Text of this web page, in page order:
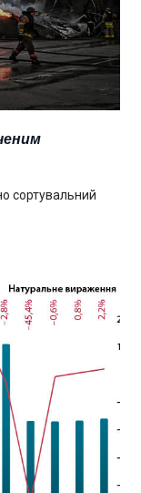
сортувальний